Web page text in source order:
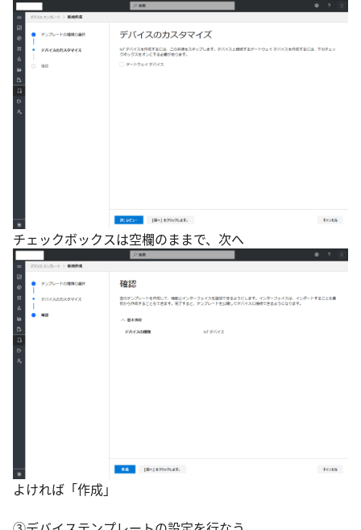
チェックボックスは空欄のままで、次へ
よければ「作成」